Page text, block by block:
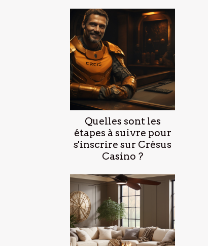
Quelles sont les
étapes à suivre pour
s'inscrire sur Crésus
Casino ?